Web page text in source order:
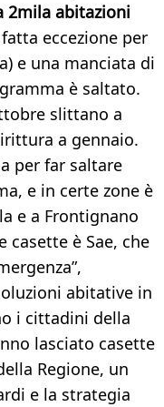
2mila abitazioni
eccezione per
e una manciata di
è saltato.
slittano a
a gennaio.
per far saltare
e in certe zone è
e a Frontignano
casette è Sae, che
abitative in
i cittadini della
lasciato casette
Regione, un
e la strategia